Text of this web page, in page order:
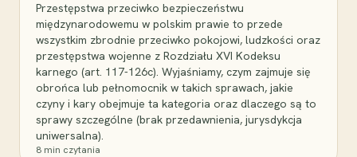
Przestępstwa przeciwko bezpieczeństwu
międzynarodowemu w polskim prawie to przede
wszystkim zbrodnie przeciwko pokojowi, ludzkości oraz
przestępstwa wojenne z Rozdziału XVI Kodeksu
karnego (art. 117-126c). Wyjaśniamy, czym zajmuje się
obrońca lub pełnomocnik w takich sprawach, jakie
czyny i kary obejmuje ta kategoria oraz dlaczego są to
sprawy szczególne (brak przedawnienia, jurysdykcja
uniwersalna).
8 min czytania